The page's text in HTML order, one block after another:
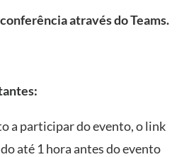
através do Teams.
a participar do evento, o link
até 1 hora antes do evento